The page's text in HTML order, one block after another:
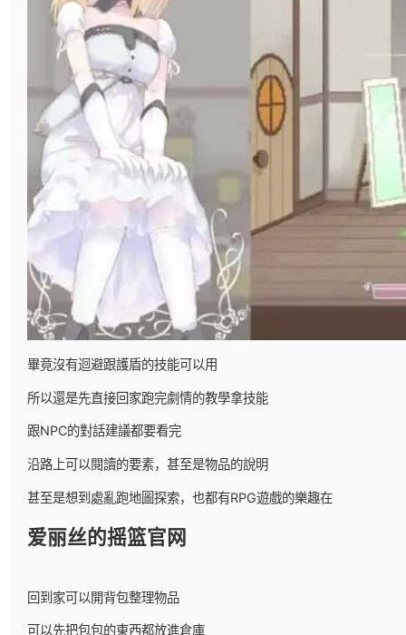
畢竟沒有迴避跟護盾的技能可以用
所以還是先直接回家跑完劇情的教學拿技能
跟NPC的對話建議都要看完
沿路上可以閱讀的要素，甚至是物品的說明
甚至是想到處亂跑地圖探索，也都有RPG遊戲的樂趣在
爱丽丝的摇篮官网
回到家可以開背包整理物品
可以先把包包的東西都放進倉庫